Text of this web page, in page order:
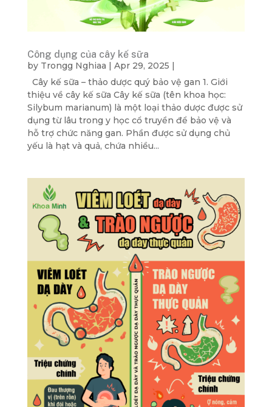
Công dụng của cây kế sữa
by Trongg Nghiaa | Apr 29, 2025 |
Cây kế sữa – thảo dược quý bảo vệ gan 1. Giới
thiệu về cây kế sữa Cây kế sữa (tên khoa học:
Silybum marianum) là một loại thảo dược được sử
dụng từ lâu trong y học cổ truyền để bảo vệ và
hỗ trợ chức năng gan. Phần được sử dụng chủ
yếu là hạt và quả, chứa nhiều...